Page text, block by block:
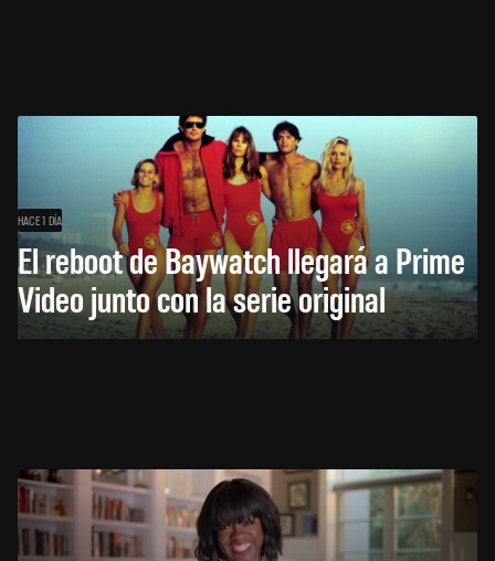
HACE 1 DÍA
El reboot de Baywatch llegará a Prime
Video junto con la serie original